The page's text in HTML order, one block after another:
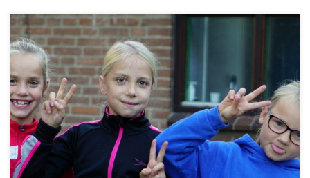
Wij zijn de meisjes uit groep 6, 7 en 8 van de basisschool.
Tijdens de groepsavonden doen we niet alleen vette spellen in
en om de blokhut, maar ook daarbuiten! Met “Kolonisten van
Schoot” bijvoorbeeld, waarbij we door heel Schoot renden om
zoveel mogelijk grondstofkaarten te vinden. Wil je ook […]